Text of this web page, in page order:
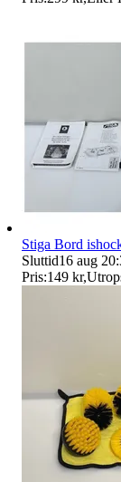
Stiga Bord
Sluttid16 aug
Pris:149 kr,